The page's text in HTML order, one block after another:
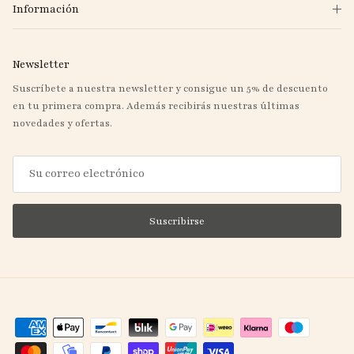
Información
Newsletter
Suscríbete a nuestra newsletter y consigue un 5% de descuento
en tu primera compra. Además recibirás nuestras últimas
novedades y ofertas.
Suscribirse